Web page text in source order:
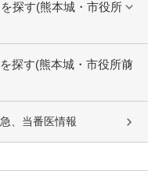
探す(熊本城・市役所
探す(熊本城・市役所前
、当番医情報